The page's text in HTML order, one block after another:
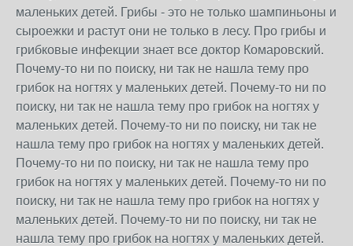
маленьких детей. Грибы - это не только шампиньоны и
сыроежки и растут они не только в лесу. Про грибы и
грибковые инфекции знает все доктор Комаровский.
Почему-то ни по поиску, ни так не нашла тему про
грибок на ногтях у маленьких детей. Почему-то ни по
поиску, ни так не нашла тему про грибок на ногтях у
маленьких детей. Почему-то ни по поиску, ни так не
нашла тему про грибок на ногтях у маленьких детей.
Почему-то ни по поиску, ни так не нашла тему про
грибок на ногтях у маленьких детей. Почему-то ни по
поиску, ни так не нашла тему про грибок на ногтях у
маленьких детей. Почему-то ни по поиску, ни так не
нашла тему про грибок на ногтях у маленьких детей.